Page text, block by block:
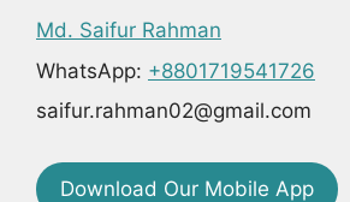
Md. Saifur Rahman
WhatsApp: +8801719541726
saifur.rahman02@gmail.com
Download Our Mobile App